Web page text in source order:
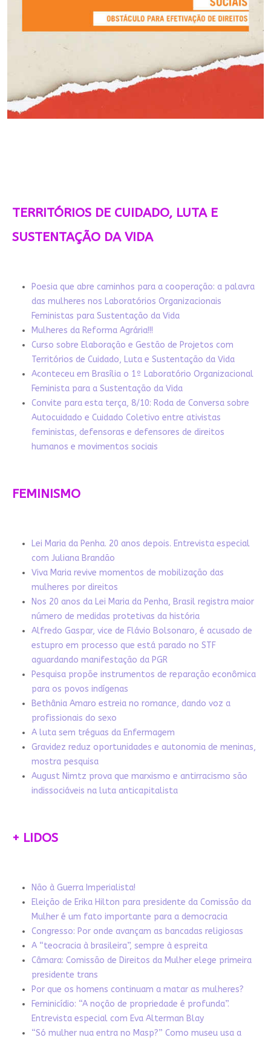
TERRITÓRIOS DE CUIDADO, LUTA E
SUSTENTAÇÃO DA VIDA
Poesia que abre caminhos para a cooperação: a palavra
das mulheres nos Laboratórios Organizacionais
Feministas para Sustentação da Vida
Mulheres da Reforma Agrária!!!
Curso sobre Elaboração e Gestão de Projetos com
Territórios de Cuidado, Luta e Sustentação da Vida
Aconteceu em Brasília o 1º Laboratório Organizacional
Feminista para a Sustentação da Vida
Convite para esta terça, 8/10: Roda de Conversa sobre
Autocuidado e Cuidado Coletivo entre ativistas
feministas, defensoras e defensores de direitos
humanos e movimentos sociais
FEMINISMO
Lei Maria da Penha. 20 anos depois. Entrevista especial
com Juliana Brandão
Viva Maria revive momentos de mobilização das
mulheres por direitos
Nos 20 anos da Lei Maria da Penha, Brasil registra maior
número de medidas protetivas da história
Alfredo Gaspar, vice de Flávio Bolsonaro, é acusado de
estupro em processo que está parado no STF
aguardando manifestação da PGR
Pesquisa propõe instrumentos de reparação econômica
para os povos indígenas
Bethânia Amaro estreia no romance, dando voz a
profissionais do sexo
A luta sem tréguas da Enfermagem
Gravidez reduz oportunidades e autonomia de meninas,
mostra pesquisa
August Nimtz prova que marxismo e antirracismo são
indissociáveis na luta anticapitalista
+ LIDOS
Não à Guerra Imperialista!
Eleição de Erika Hilton para presidente da Comissão da
Mulher é um fato importante para a democracia
Congresso: Por onde avançam as bancadas religiosas
A “teocracia à brasileira”, sempre à espreita
Câmara: Comissão de Direitos da Mulher elege primeira
presidente trans
Por que os homens continuam a matar as mulheres?
Feminicídio: “A noção de propriedade é profunda”.
Entrevista especial com Eva Alterman Blay
“Só mulher nua entra no Masp?” Como museu usa a